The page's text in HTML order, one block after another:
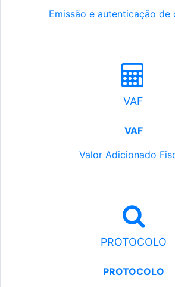
Emissão e autenticação de
VAF
VAF
Valor Adicionado
PROTOCOLO
PROTOCOLO